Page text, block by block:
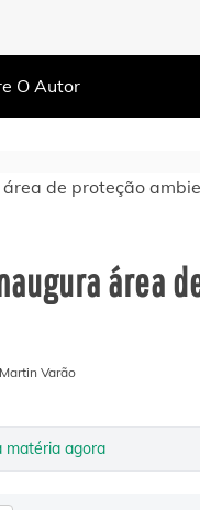
O Autor
área
Martin Varão
matéria agora